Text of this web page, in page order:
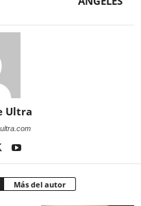
Ultra
Más del autor